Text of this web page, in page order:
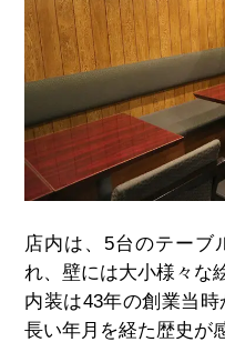
店内は、5台のテーブ
れ、壁には大小様々な
内装は43年の創業当時
長い年月を経た歴史が